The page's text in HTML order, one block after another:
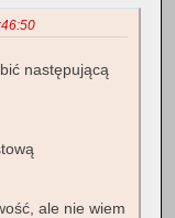
następującą
ale nie wiem